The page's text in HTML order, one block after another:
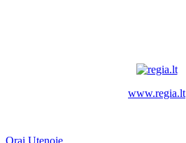
www.regia.lt
Orai Utenoje